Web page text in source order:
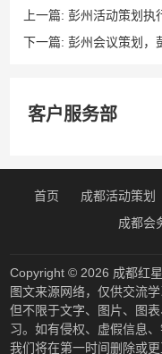
上一篇: 彭州活动策划执
下一篇: 彭州会议策划，
客户服务部
首页 成都活动策划
成都会
Copyright © 2026 成都红
图文来源网络，仅供交流
但不限于文字、图片、图
习。如有侵权、虚假信息
我们将在第一时间删除或